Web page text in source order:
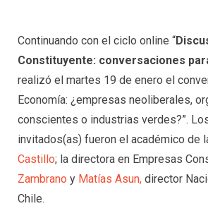
Continuando con el ciclo online “
Constituyente: conversaciones
realizó el martes 19 de enero el
Economía: ¿empresas neoliberales,
conscientes o industrias verdes?”.
invitados(as) fueron el académico de
Castillo; la directora en Empresas
Zambrano y Matías Asun, director
Chile.